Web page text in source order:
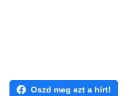
Oszd meg ezt a hírt!